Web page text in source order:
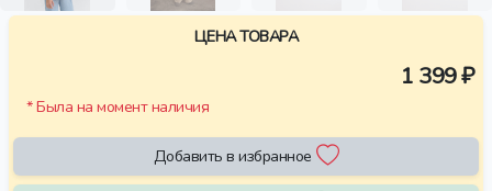
ЦЕНА ТОВАРА
1 399 ₽
* Была на момент наличия
Добавить в избранное